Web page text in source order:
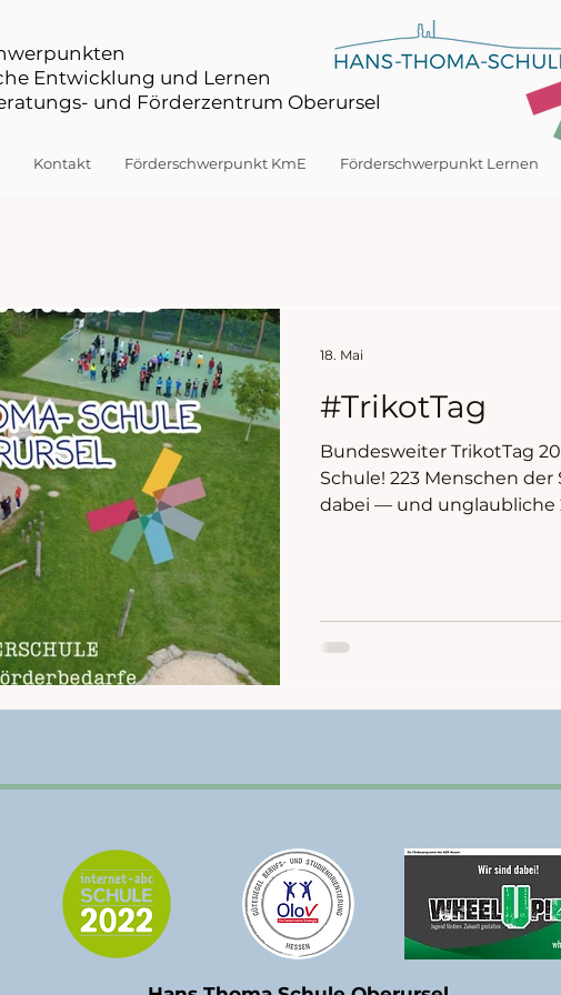
Entwicklung und Lernen
und Förderzentrum Oberursel
Kontakt Förderschwerpunkt KmE Förderschwerpunkt Lernen
#TrikotTag
Bundesweiter TrikotTag
Schule! 223 Menschen
dabei — und unglaubliche
18. Mai